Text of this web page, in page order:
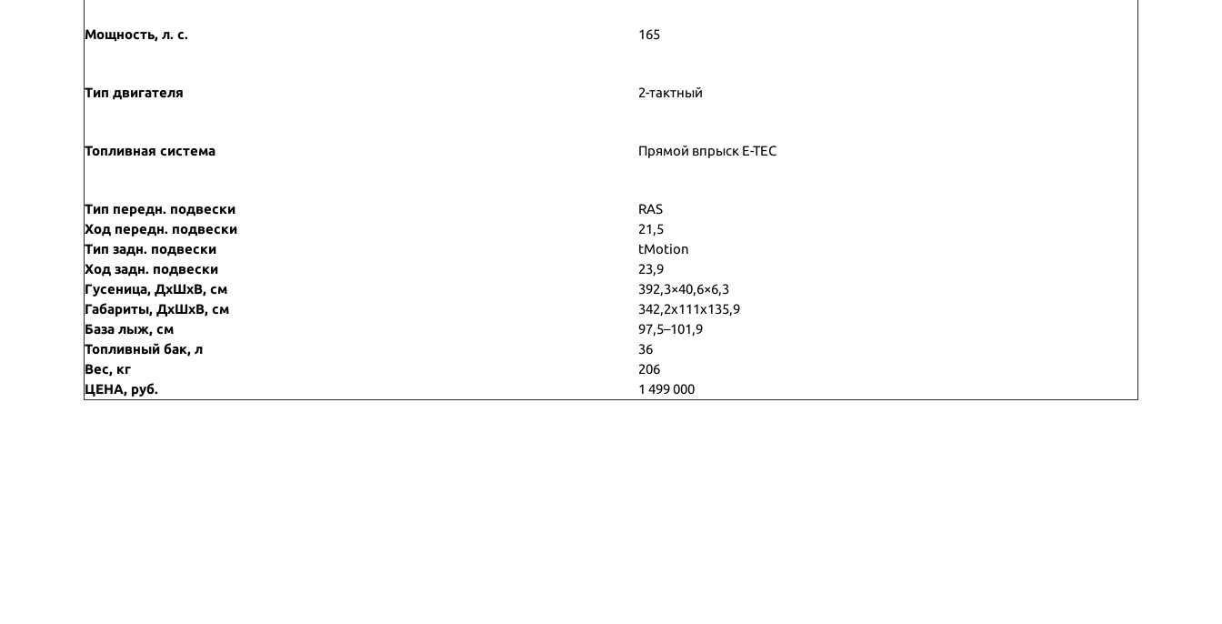
Мощность, л. с. 165
Тип двигателя 2-тактный
Топливная система Прямой впрыск E-TEC
Тип передн. подвески
RAS
Ход передн. подвески
21,5
Тип задн. подвески
tMotion
Ход задн. подвески
23,9
Гусеница, ДхШхВ, см
392,3×40,6×6,3
Габариты, ДхШхВ, см
342,2x111x135,9
База лыж, см
97,5–101,9
Топливный бак, л
36
Вес, кг
206
ЦЕНА, руб.
1 499 000